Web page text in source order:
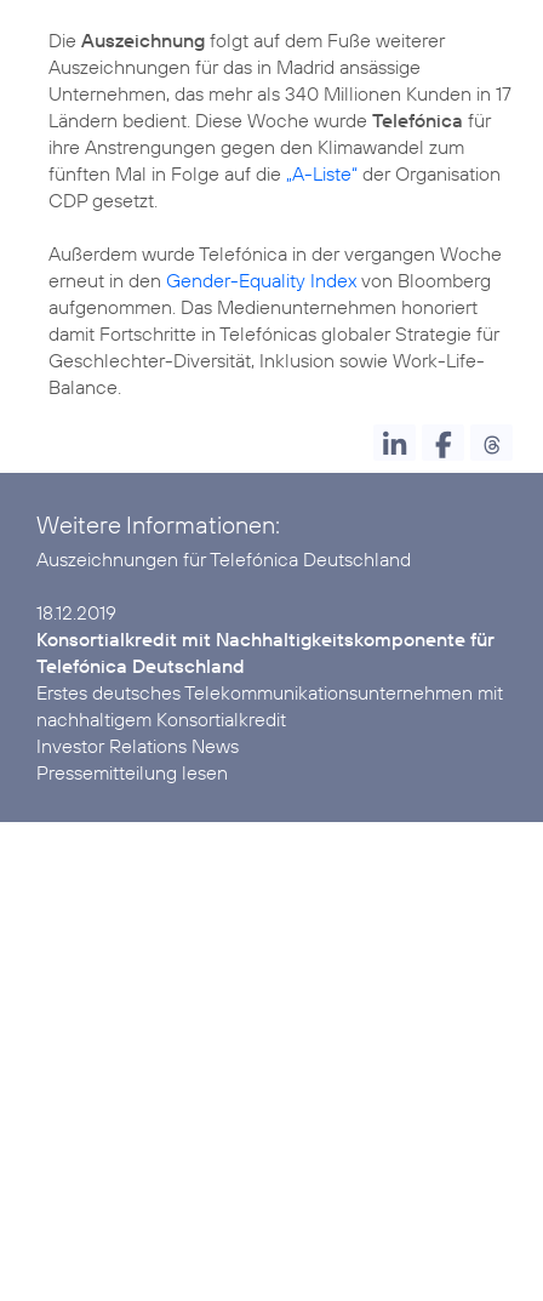
Die Auszeichnung folgt auf dem Fuße weiterer
Auszeichnungen für das in Madrid ansässige
Unternehmen, das mehr als 340 Millionen Kunden in 17
Ländern bedient. Diese Woche wurde Telefónica für
ihre Anstrengungen gegen den Klimawandel zum
fünften Mal in Folge auf die „A-Liste“ der Organisation
CDP gesetzt.
Außerdem wurde Telefónica in der vergangen Woche
erneut in den Gender-Equality Index von Bloomberg
aufgenommen. Das Medienunternehmen honoriert
damit Fortschritte in Telefónicas globaler Strategie für
Geschlechter-Diversität, Inklusion sowie Work-Life-
Balance.
Weitere Informationen:
Auszeichnungen für Telefónica Deutschland
Konsortialkredit mit Nach­haltigkeits­kom­ponente für
Telefónica Deutschland
Erstes deutsches Tele­kommuni­kations­unter­nehmen mit
Investor Relations News
Pressemitteilung lesen